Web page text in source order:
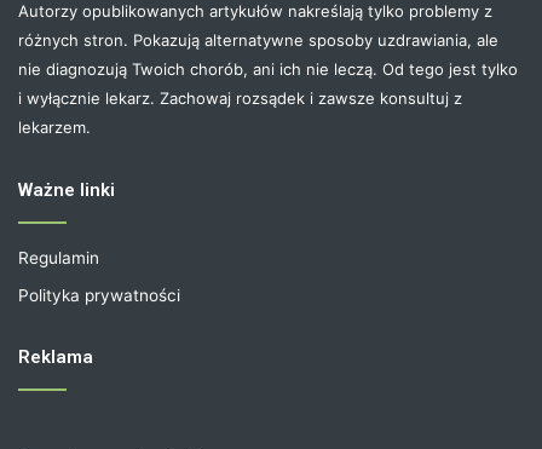
Autorzy opublikowanych artykułów nakreślają tylko problemy z
różnych stron. Pokazują alternatywne sposoby uzdrawiania, ale
nie diagnozują Twoich chorób, ani ich nie leczą. Od tego jest tylko
i wyłącznie lekarz. Zachowaj rozsądek i zawsze konsultuj z
lekarzem.
Ważne linki
Regulamin
Polityka prywatności
Reklama